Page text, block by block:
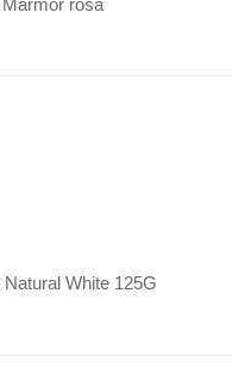
4.00. rosa
White 125G